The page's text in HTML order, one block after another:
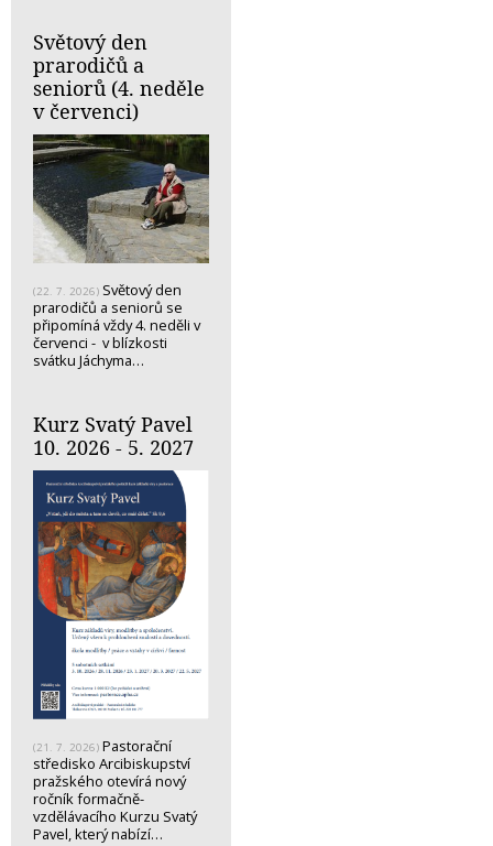
Světový den
prarodičů a
seniorů (4. neděle
v červenci)
(22. 7. 2026) Světový den
prarodičů a seniorů se
připomíná vždy 4. neděli v
červenci - v blízkosti
svátku Jáchyma…
Kurz Svatý Pavel
10. 2026 - 5. 2027
(21. 7. 2026) Pastorační
středisko Arcibiskupství
pražského otevírá nový
ročník formačně-
vzdělávacího Kurzu Svatý
Pavel, který nabízí…